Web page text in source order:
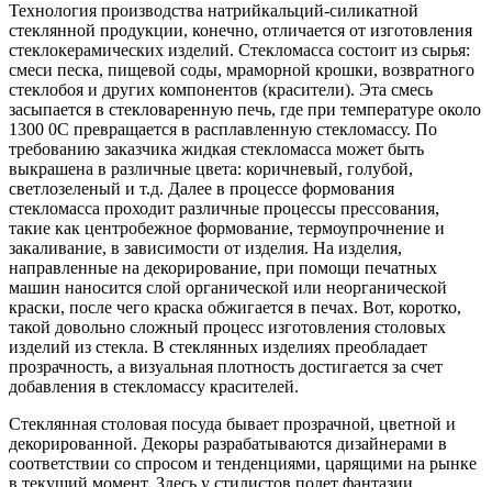
Технология производства натрийкальций-силикатной
стеклянной продукции, конечно, отличается от изготовления
стеклокерамических изделий. Стекломасса состоит из сырья:
смеси песка, пищевой соды, мраморной крошки, возвратного
стеклобоя и других компонентов (красители). Эта смесь
засыпается в стекловаренную печь, где при температуре около
1300 0C превращается в расплавленную стекломассу. По
требованию заказчика жидкая стекломасса может быть
выкрашена в различные цвета: коричневый, голубой,
светлозеленый и т.д. Далее в процессе формования
стекломасса проходит различные процессы прессования,
такие как центробежное формование, термоупрочнение и
закаливание, в зависимости от изделия. На изделия,
направленные на декорирование, при помощи печатных
машин наносится слой органической или неорганической
краски, после чего краска обжигается в печах. Вот, коротко,
такой довольно сложный процесс изготовления столовых
изделий из стекла. В стеклянных изделиях преобладает
прозрачность, а визуальная плотность достигается за счет
добавления в стекломассу красителей.
Стеклянная столовая посуда бывает прозрачной, цветной и
декорированной. Декоры разрабатываются дизайнерами в
соответствии со спросом и тенденциями, царящими на рынке